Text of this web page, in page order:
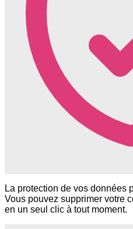
La protection de vos données
Vous pouvez supprimer votre
en un seul clic à tout moment.